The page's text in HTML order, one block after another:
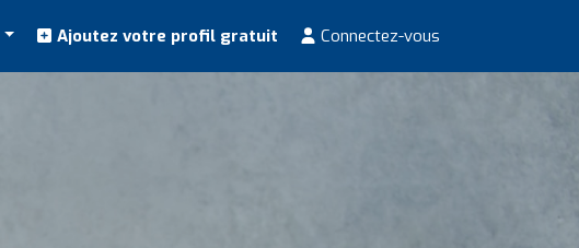
Ajoutez votre profil gratuit Connectez-vous